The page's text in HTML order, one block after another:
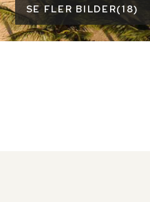
SE FLER BILDER(18)